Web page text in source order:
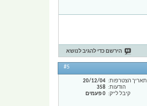
הירשם כדי להגיב לנושא
#5
תאריך הצטרפות
20/12/04
הודעות
358
קיבל לייק
0 פעמים